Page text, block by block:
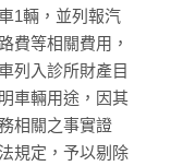
1輛，並列報汽
費等相關費用，
列入診所財產目
車輛用途，因其
相關之事實證
規定，予以剔除